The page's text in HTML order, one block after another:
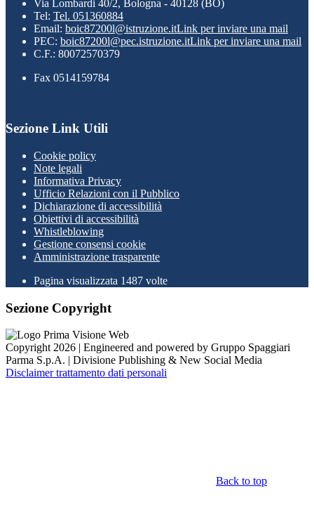
Via Lombardi 40/2, Bologna - 40128 (BO)
Tel: Tel. 051360884
Email: boic87200l@istruzione.itLink per inviare una mail
PEC: boic87200l@pec.istruzione.itLink per inviare una mail
C.F.: 80072570379
Fax 0514159784
Sezione Link Utili
Cookie policy
Note legali
Informativa Privacy
Ufficio Relazioni con il Pubblico
Dichiarazione di accessibilità
Obiettivi di accessibilità
Whistleblowing
Gestione consensi cookie
Amministrazione trasparente
Pagina visualizzata 1487 volte
Sezione Copyright
Copyright 2026 | Engineered and powered by Gruppo Spaggiari
Parma S.p.A. | Divisione Publishing & New Social Media
Disclaimer trattamento dati personali
Back to top